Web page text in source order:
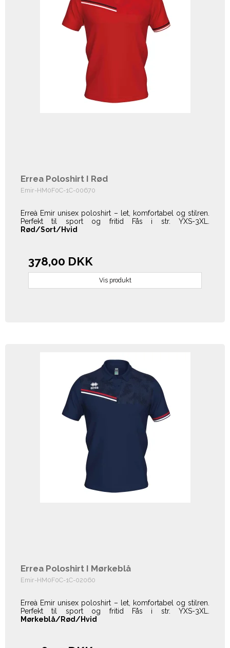
Errea Poloshirt I Rød
Emir-HM0F0C-1C-00670
Erreà Emir unisex poloshirt – let, komfortabel og stilren.
Perfekt til sport og fritid Fås i str. YXS-3XL.
Rød/Sort/Hvid
378,00 DKK
Vis produkt
Errea Poloshirt I Mørkeblå
Emir-HM0F0C-1C-02060
Erreà Emir unisex poloshirt – let, komfortabel og stilren.
Perfekt til sport og fritid Fås i str. YXS-3XL.
Mørkeblå/Rød/Hvid